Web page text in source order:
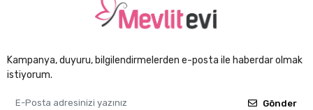
Kampanya, duyuru, bilgilendirmelerden e-posta ile haberdar olmak
istiyorum.
Gönder